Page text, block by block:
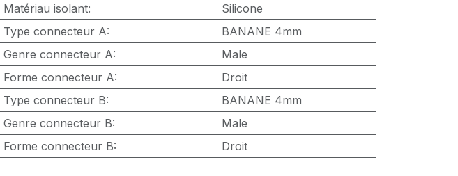
Matériau isolant:
Silicone
Type connecteur A:
BANANE 4mm
Genre connecteur A:
Male
Forme connecteur A:
Droit
Type connecteur B:
BANANE 4mm
Genre connecteur B:
Male
Forme connecteur B: Droit